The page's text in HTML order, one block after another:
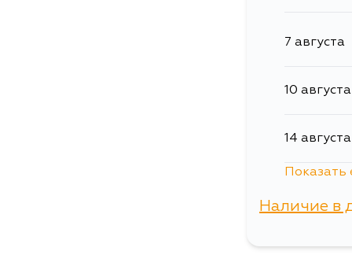
7 августа
10 августа
14 августа
Показать
Наличие в